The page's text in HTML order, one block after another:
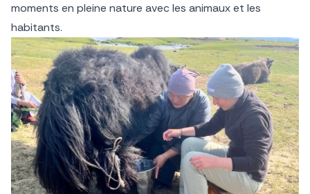
moments en pleine nature avec les animaux et les
habitants.